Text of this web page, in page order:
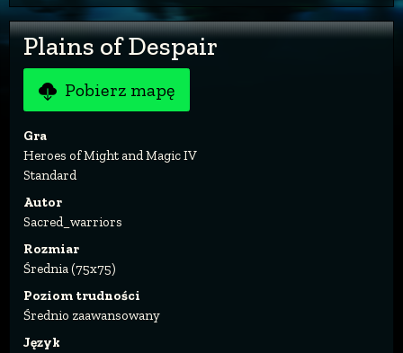
Plains of Despair
Pobierz mapę
Gra
Heroes of Might and Magic IV
Standard
Autor
Sacred_warriors
Rozmiar
Średnia (75x75)
Poziom trudności
Średnio zaawansowany
Język